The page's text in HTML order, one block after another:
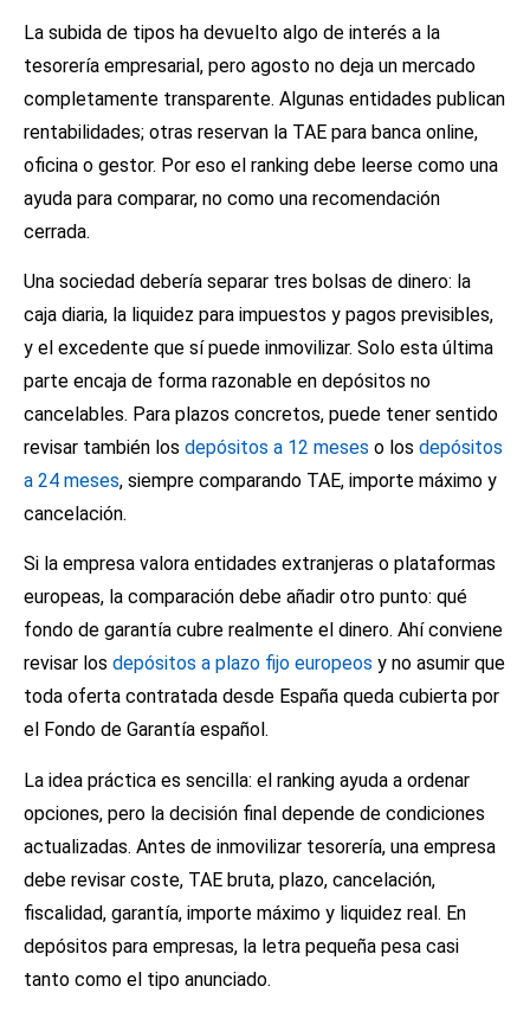
La subida de tipos ha devuelto algo de interés a la
tesorería empresarial, pero agosto no deja un mercado
completamente transparente. Algunas entidades publican
rentabilidades; otras reservan la TAE para banca online,
oficina o gestor. Por eso el ranking debe leerse como una
ayuda para comparar, no como una recomendación
cerrada.
Una sociedad debería separar tres bolsas de dinero: la
caja diaria, la liquidez para impuestos y pagos previsibles,
y el excedente que sí puede inmovilizar. Solo esta última
parte encaja de forma razonable en depósitos no
cancelables. Para plazos concretos, puede tener sentido
revisar también los depósitos a 12 meses o los depósitos
a 24 meses, siempre comparando TAE, importe máximo y
cancelación.
Si la empresa valora entidades extranjeras o plataformas
europeas, la comparación debe añadir otro punto: qué
fondo de garantía cubre realmente el dinero. Ahí conviene
revisar los depósitos a plazo fijo europeos y no asumir que
toda oferta contratada desde España queda cubierta por
el Fondo de Garantía español.
La idea práctica es sencilla: el ranking ayuda a ordenar
opciones, pero la decisión final depende de condiciones
actualizadas. Antes de inmovilizar tesorería, una empresa
debe revisar coste, TAE bruta, plazo, cancelación,
fiscalidad, garantía, importe máximo y liquidez real. En
depósitos para empresas, la letra pequeña pesa casi
tanto como el tipo anunciado.